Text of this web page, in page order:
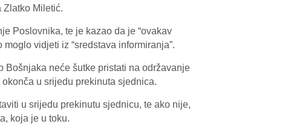
Zlatko Miletić.
Poslovnika, te je kazao da je “ovakav
vidjeti iz “sredstava informiranja”.
Bošnjaka neće šutke pristati na održavanje
u srijedu prekinuta sjednica.
u srijedu prekinutu sjednicu, te ako nije,
koja je u toku.